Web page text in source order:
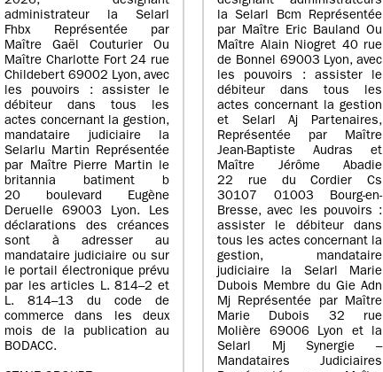
administrateur la Selarl
Fhbx Représentée par
Maître Gaël Couturier Ou
Maître Charlotte Fort 24 rue
Childebert 69002 Lyon, avec
les pouvoirs : assister le
débiteur dans tous les
actes concernant la gestion,
mandataire judiciaire la
Selarlu Martin Représentée
par Maître Pierre Martin le
britannia batiment b
20 boulevard Eugène
Deruelle 69003 Lyon. Les
déclarations des créances
sont à adresser au
mandataire judiciaire ou sur
le portail électronique prévu
par les articles L. 814–2 et
L. 814–13 du code de
commerce dans les deux
mois de la publication au
BODACC.
la Selarl Bcm Représentée
par Maître Eric Bauland Ou
Maître Alain Niogret 40 rue
de Bonnel 69003 Lyon, avec
les pouvoirs : assister le
débiteur dans tous les
actes concernant la gestion
et Selarl Aj Partenaires,
Représentée par Maître
Jean-Baptiste Audras et
Maître Jérôme Abadie
22 rue du Cordier Cs
30107 01003 Bourg-en-
Bresse, avec les pouvoirs :
assister le débiteur dans
tous les actes concernant la
gestion, mandataire
judiciaire la Selarl Marie
Dubois Membre du Gie Adn
Mj Représentée par Maître
Marie Dubois 32 rue
Molière 69006 Lyon et la
Selarl Mj Synergie –
Mandataires Judiciaires